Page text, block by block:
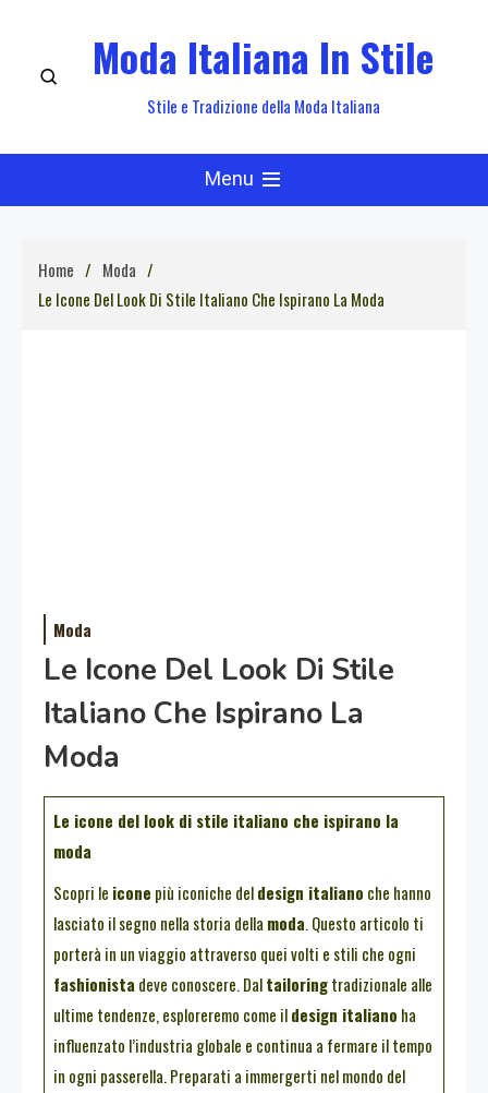
content
Moda Italiana In Stile
Stile e Tradizione della Moda Italiana
Menu
Home
Moda
Le Icone Del Look Di Stile Italiano Che Ispirano La Moda
Moda
Le Icone Del Look Di Stile
Italiano Che Ispirano La
Moda
Le icone del look di stile italiano che ispirano la
moda
Scopri le icone più iconiche deldesign italiano che hanno
lasciato il segno nella storia della moda. Questo articolo ti
porterà in un viaggio attraverso quei volti e stili che ogni
fashionista deve conoscere. Daltailoringtradizionale alle
ultime tendenze, esploreremo come ildesign italiano ha
influenzato l’industria globale e continua a fermare il tempo
in ogni passerella. Preparati a immergerti nel mondo del